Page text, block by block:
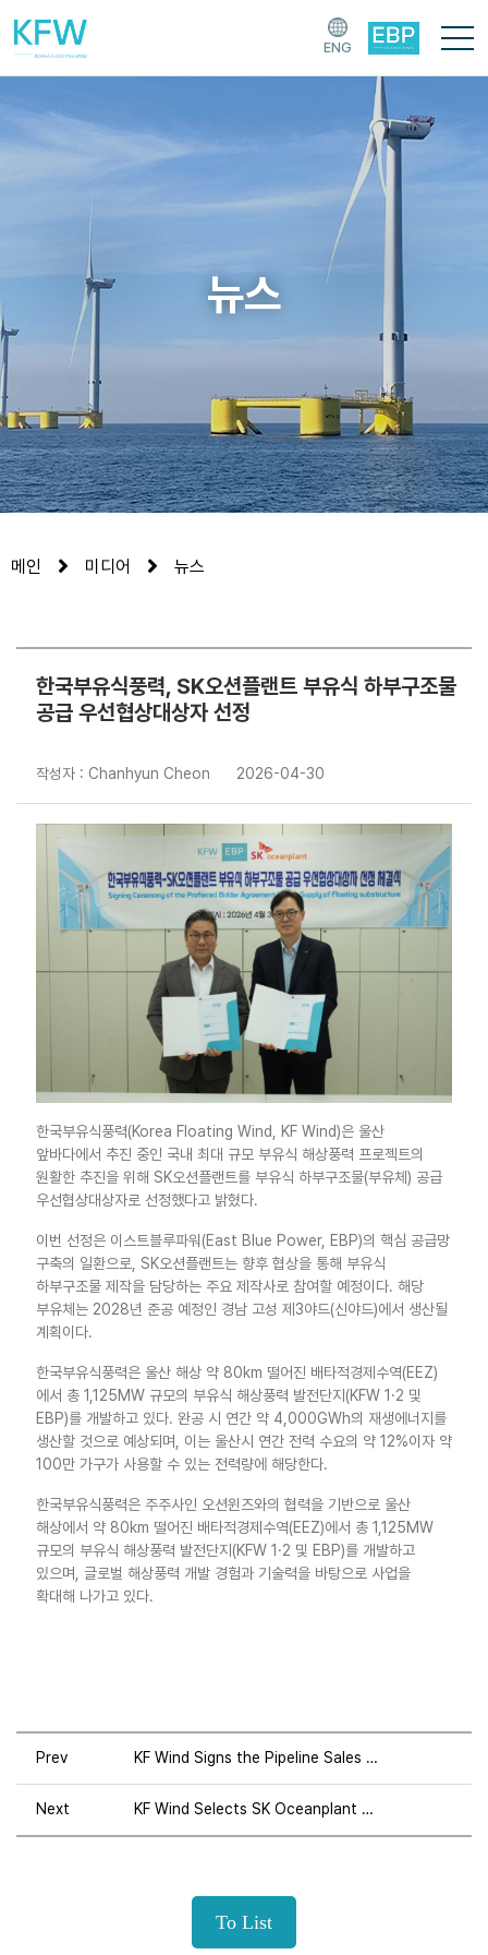
ENG
뉴스
메인 미디어 뉴스
한국부유식풍력, SK오션플랜트 부유식 하부구조물
공급 우선협상대상자 선정
작성자 : Chanhyun Cheon 2026-04-30
한국부유식풍력(Korea Floating Wind, KF Wind)은 울산
앞바다에서 추진 중인 국내 최대 규모 부유식 해상풍력 프로젝트의
원활한 추진을 위해 SK오션플랜트를 부유식 하부구조물(부유체) 공급
우선협상대상자로 선정했다고 밝혔다.
이번 선정은 이스트블루파워(East Blue Power, EBP)의 핵심 공급망
구축의 일환으로, SK오션플랜트는 향후 협상을 통해 부유식
하부구조물 제작을 담당하는 주요 제작사로 참여할 예정이다. 해당
부유체는 2028년 준공 예정인 경남 고성 제3야드(신야드)에서 생산될
계획이다.
한국부유식풍력은 울산 해상 약 80km 떨어진 배타적경제수역(EEZ)
에서 총 1,125MW 규모의 부유식 해상풍력 발전단지(KFW 1·2 및
EBP)를 개발하고 있다. 완공 시 연간 약 4,000GWh의 재생에너지를
생산할 것으로 예상되며, 이는 울산시 연간 전력 수요의 약 12%이자 약
100만 가구가 사용할 수 있는 전력량에 해당한다.
한국부유식풍력은 주주사인 오션윈즈와의 협력을 기반으로 울산
해상에서 약 80km 떨어진 배타적경제수역(EEZ)에서 총 1,125MW
규모의 부유식 해상풍력 발전단지(KFW 1·2 및 EBP)를 개발하고
있으며, 글로벌 해상풍력 개발 경험과 기술력을 바탕으로 사업을
확대해 나가고 있다.
Prev KF Wind Signs the Pipeline Sales and Purchase Agreement for Securing Power Transmission Infrastructure
Next KF Wind Selects SK Oceanplant as Preferred Bidder for the Supply of Floating substructure
To List